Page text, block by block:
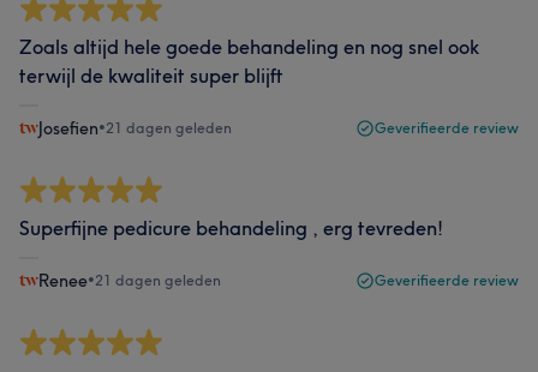
Zoals altijd hele goede behandeling en nog snel ook
terwijl de kwaliteit super blijft
Josefien•21 dagen geleden Geverifieerde review
Superfijne pedicure behandeling , erg tevreden!
Renee•21 dagen geleden Geverifieerde review